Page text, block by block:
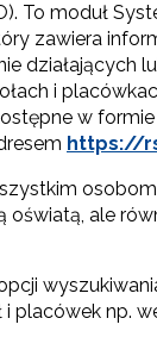
To moduł
zawiera
działających
i
w
https://
oświatą, ale
i placówek np.